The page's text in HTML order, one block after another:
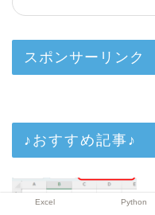
スポンサーリンク
♪おすすめ記事♪
Excel Python